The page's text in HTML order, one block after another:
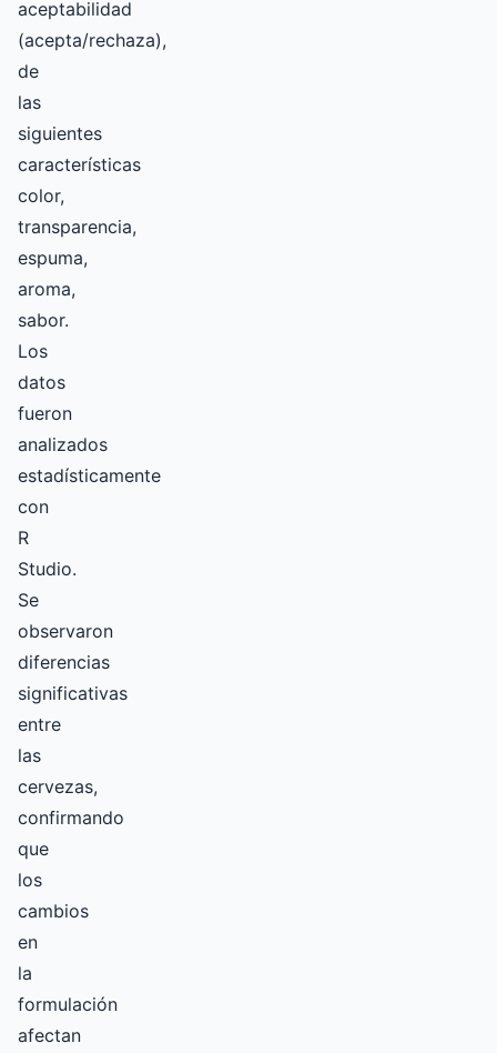
aceptabilidad
(acepta/rechaza),
de
las
siguientes
características
color,
transparencia,
espuma,
aroma,
sabor.
Los
datos
fueron
analizados
estadísticamente
con
R
Studio.
Se
observaron
diferencias
significativas
entre
las
cervezas,
confirmando
que
los
cambios
en
la
formulación
afectan